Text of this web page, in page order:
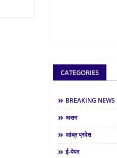
CATEGORIES
BREAKING NEWS
असम
आंध्र प्रदेश
ई-पेपर